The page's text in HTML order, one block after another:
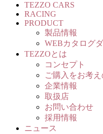
TEZZO CARS
RACING
PRODUCT
製品情報
WEBカタログ
TEZZOとは
コンセプト
ご購入をお考
企業情報
取扱店
お問い合わせ
採用情報
ニュース